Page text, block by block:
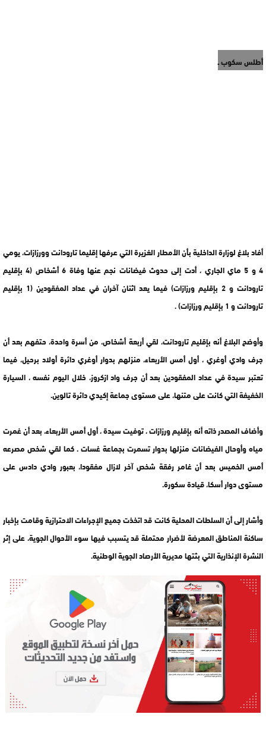
أطلس سكوب ـ
أفاد بلاغ لوزارة الداخلية بأن الأمطار الغزيرة التي عرفها إقليما تارودانت وورزازات، يومي
4 و 5 ماي الجاري ، أدت إلى حدوث فيضانات نجم عنها وفاة 6 أشخاص (4 بإقليم
تارودانت و 2 بإقليم ورزازات) فيما يعد اثنان آخران في عداد المفقودين (1 بإقليم
تارودانت و 1 بإقليم ورزازات) .
وأوضح البلاغ أنه بإقليم تارودانت، لقي أربعة أشخاص، من أسرة واحدة، حتفهم بعد أن
جرف وادي أوغري ، أول أمس الأربعاء، منزلهم بدوار أوغري دائرة أولاد برحيل، فيما
تعتبر سيدة في عداد المفقودين بعد أن جرف واد ازكروز، خلال اليوم نفسه ، السيارة
الخفيفة التي كانت على متنها، على مستوى جماعة إكيدي دائرة تالوين.
وأضاف المصدر ذاته أنه بإقليم ورزازات ، توفيت سيدة ، أول أمس الأربعاء، بعد أن غمرت
مياه وأوحال الفيضانات منزلها بدوار تسمرت بجماعة غسات . كما لقي شخص مصرعه
أمس الخميس بعد أن غامر رفقة شخص آخر لازال مفقودا، بعبور وادي دادس على
مستوى دوار أسكا، قيادة سكورة.
وأشار إلى أن السلطات المحلية كانت قد اتخذت جميع الإجراءات الاحترازية وقامت بإخبار
ساكنة المناطق المعرضة لأضرار محتملة قد يتسبب فيها سوء الأحوال الجوية، على إثر
النشرة الإنذارية التي بثتها مديرية الأرصاد الجوية الوطنية.